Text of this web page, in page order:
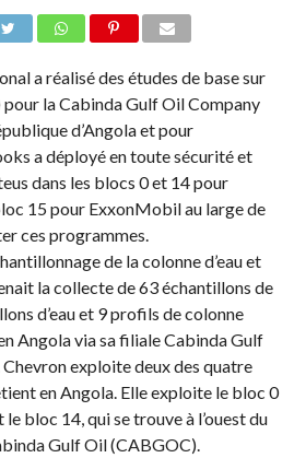
a réalisé des études de base sur
pour la Cabinda Gulf Oil Company
d’Angola et pour
a déployé en toute sécurité et
dans les blocs 0 et 14 pour
15 pour ExxonMobil au large de
ces programmes.
de la colonne d’eau et
la collecte de 63 échantillons de
d’eau et 9 profils de colonne
Angola via sa filiale Cabinda Gulf
exploite deux des quatre
en Angola. Elle exploite le bloc 0
bloc 14, qui se trouve à l’ouest du
Gulf Oil (CABGOC).